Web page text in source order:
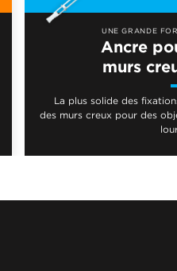
UNE GRANDE
Ancre
murs
La plus solide des
des murs creux pour des